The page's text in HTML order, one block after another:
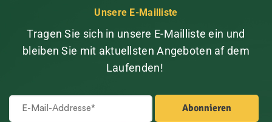
Unsere E-Mailliste
Tragen Sie sich in unsere E-Mailliste ein und
bleiben Sie mit aktuellsten Angeboten af dem
Laufenden!